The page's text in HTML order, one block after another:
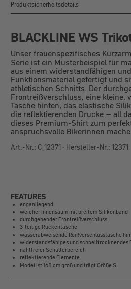
Produktsicherheitsdetails
BLACKLINE WS
Unser frauenspezifisches
Serie ist ein Musterbeispiel für
aus einem widerstandfähigen
Funktionsmaterial gefertigt und
athletischen Schnitts. Der
Frontreißverschluss, eine kleine,
Tasche hinten, das elastische
die reflektierenden Drucke – all
dieses Premium-Shirt zum
anspruchsvolle Bikerinnen
Art.-Nr.: C_12371 · Hersteller-Nr.: 12371
FEATURES
enganliegend
weicher Innensaum mit breitem Silikonband
durchgehender Frontreißverschluss
3-teilige Rückentasche
wasserabweisende Reißverschlusstasche
widerstandsfähiges und schnelltrocknendes
nahtfreier Schulterbereich
reflektierende Elemente
Model ist 168 cm groß und trägt Größe S